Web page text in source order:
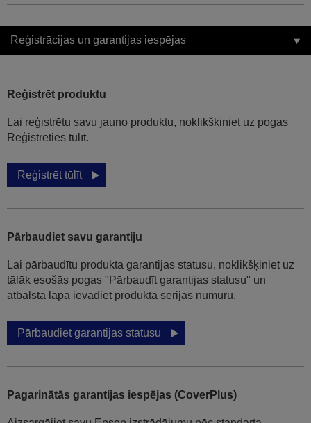
Reģistrācijas un garantijas iespējas
Reģistrēt produktu
Lai reģistrētu savu jauno produktu, noklikšķiniet uz pogas
Reģistrēties tūlīt.
Reģistrēt tūlīt
Pārbaudiet savu garantiju
Lai pārbaudītu produkta garantijas statusu, noklikšķiniet uz
tālāk esošās pogas "Pārbaudīt garantijas statusu" un
atbalsta lapā ievadiet produkta sērijas numuru.
Pārbaudiet garantijas statusu
Pagarinātās garantijas iespējas (CoverPlus)